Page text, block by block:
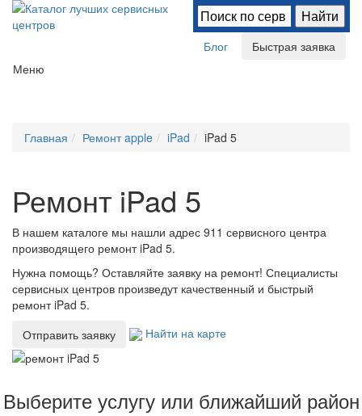
Блог
Быстрая заявка
Меню
Главная Ремонт apple iPad iPad 5
Ремонт iPad 5
В нашем каталоге мы нашли адрес 911 сервисного центра
производящего ремонт iPad 5.
Нужна помощь? Оставляйте заявку на ремонт! Специалисты
сервисных центров произведут качественный и быстрый
ремонт iPad 5.
Отправить заявку
Найти на карте
Выберите услугу или ближайший район